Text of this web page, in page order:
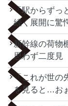
「駅からずっ
続く展開に驚
新幹線の荷物
思わず二度見
「これが世の
を見ると…お